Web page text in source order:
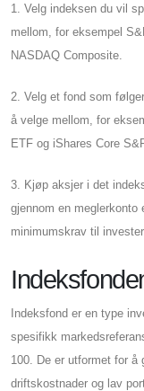
1. Velg indeksen du vil
mellom, for eksempel
NASDAQ Composite.
2. Velg et fond som
å velge mellom, for
ETF og iShares Core
3. Kjøp aksjer i det
gjennom en meglerkonto
minimumskrav til
Indeksfond er en type
spesifikk
100. De er utformet for å
driftskostnader og lav